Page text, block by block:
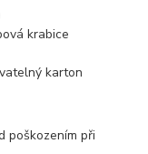
krabice
karton
poškozením při